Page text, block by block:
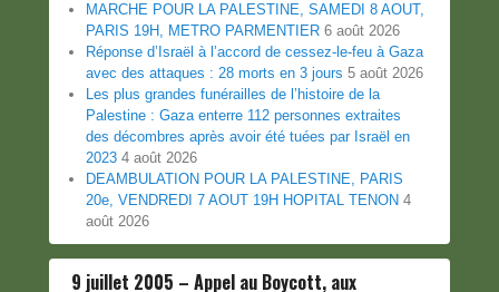
MARCHE POUR LA PALESTINE, SAMEDI 8 AOUT,
PARIS 19H, METRO PARMENTIER 6 août 2026
Réponse d’Israël à l’accord de cessez-le-feu à Gaza
avec des attaques : 28 morts en 3 jours 5 août 2026
Les plus grandes funérailles de l’histoire de la
Palestine : Gaza enterre 112 personnes extraites
des décombres après avoir été tuées par Israël en
2023 4 août 2026
DEAMBULATION POUR LA PALESTINE, PARIS
20e, VENDREDI 7 AOUT 19H HOPITAL TENON 4
août 2026
9 juillet 2005 – Appel au Boycott, aux